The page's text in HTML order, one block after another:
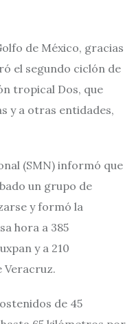
de México, gracias
el segundo ciclón de
tropical Dos, que
y a otras entidades,
(SMN) informó que
un grupo de
y formó la
hora a 385
y a 210
Veracruz.
de 45